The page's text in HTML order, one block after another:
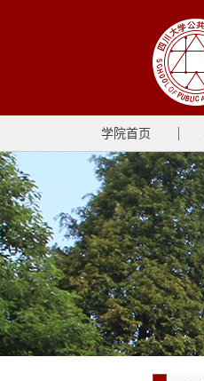
学院首页